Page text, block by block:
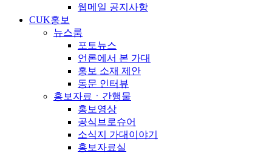
웹메일 공지사항
CUK홍보
뉴스룸
포토뉴스
언론에서 본 가대
홍보 소재 제안
동문 인터뷰
홍보자료ㆍ간행물
홍보영상
공식브로슈어
소식지 가대이야기
홍보자료실